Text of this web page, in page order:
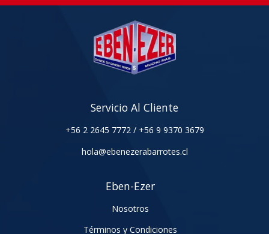
Servicio Al Cliente
+56 2 2645 7772 / +56 9 9370 3679
hola@ebenezerabarrotes.cl
Eben-Ezer
Nosotros
Términos y Condiciones